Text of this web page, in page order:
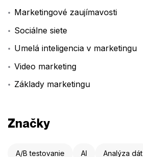
Marketingové zaujímavosti
Sociálne siete
Umelá inteligencia v marketingu
Video marketing
Základy marketingu
Značky
A/B testovanie AI Analýza dát